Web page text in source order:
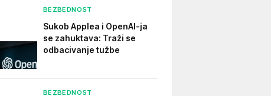
BEZBEDNOST
Sukob Applea i OpenAI-ja
se zahuktava: Traži se
odbacivanje tužbe
BEZBEDNOST